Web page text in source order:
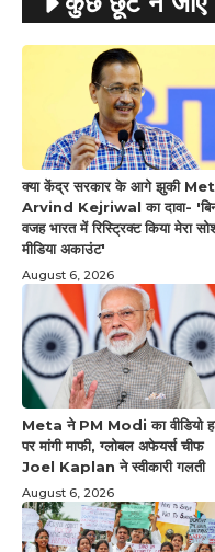
क्या केंद्र सरकार के आगे झुकी
Arvind Kejriwal का दावा-
वजह भारत में रिस्ट्रिक्ट किया मेरा
मीडिया अकाउंट'
August 6, 2026
Meta ने PM Modi का वीडियो
पर मांगी माफी, ग्लोबल अफेयर्स चीफ
Joel Kaplan ने स्वीकारी गलती
August 6, 2026